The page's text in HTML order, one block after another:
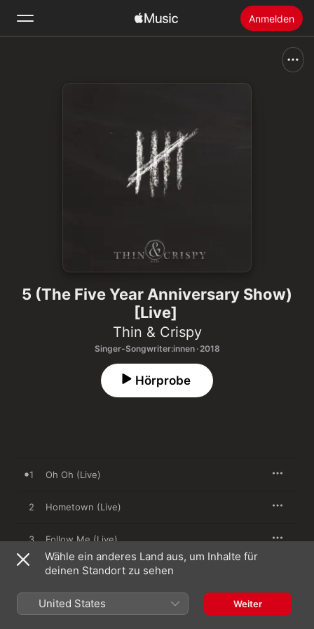
Anmelden
Apple Music installieren
5 (The Five Year Anniversary Show)
[Live]
Thin & Crispy
Singer-Songwriter:innen · 2018
Hörprobe
1 Oh Oh (Live)
2 Hometown (Live)
3 Follow Me (Live)
Fading (feat. Ramon Clau) [Live]
I Am (feat. Flo Zumstein) [Live]
Wähle ein anderes Land aus, um Inhalte für
deinen Standort zu sehen
United States Weiter